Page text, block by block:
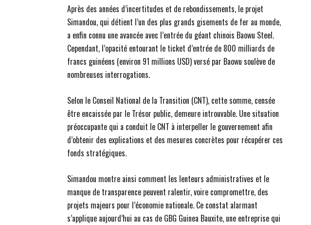
Après des années d’incertitudes et de rebondissements, le projet
Simandou, qui détient l’un des plus grands gisements de fer au monde,
a enfin connu une avancée avec l’entrée du géant chinois Baowu Steel.
Cependant, l’opacité entourant le ticket d’entrée de 800 milliards de
francs guinéens (environ 91 millions USD) versé par Baowu soulève de
nombreuses interrogations.
Selon le Conseil National de la Transition (CNT), cette somme, censée
être encaissée par le Trésor public, demeure introuvable. Une situation
préoccupante qui a conduit le CNT à interpeller le gouvernement afin
d’obtenir des explications et des mesures concrètes pour récupérer ces
fonds stratégiques.
Simandou montre ainsi comment les lenteurs administratives et le
manque de transparence peuvent ralentir, voire compromettre, des
projets majeurs pour l’économie nationale. Ce constat alarmant
s’applique aujourd’hui au cas de GBG Guinea Bauxite, une entreprise qui